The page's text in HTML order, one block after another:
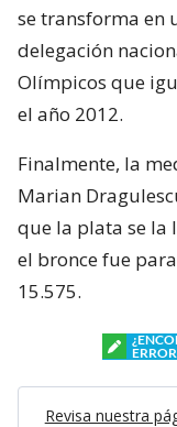
se transforma en
delegación
Olímpicos que
el año 2012.
Finalmente, la
Marian
que la plata se la
el bronce fue
15.575.
Revisa nuestra